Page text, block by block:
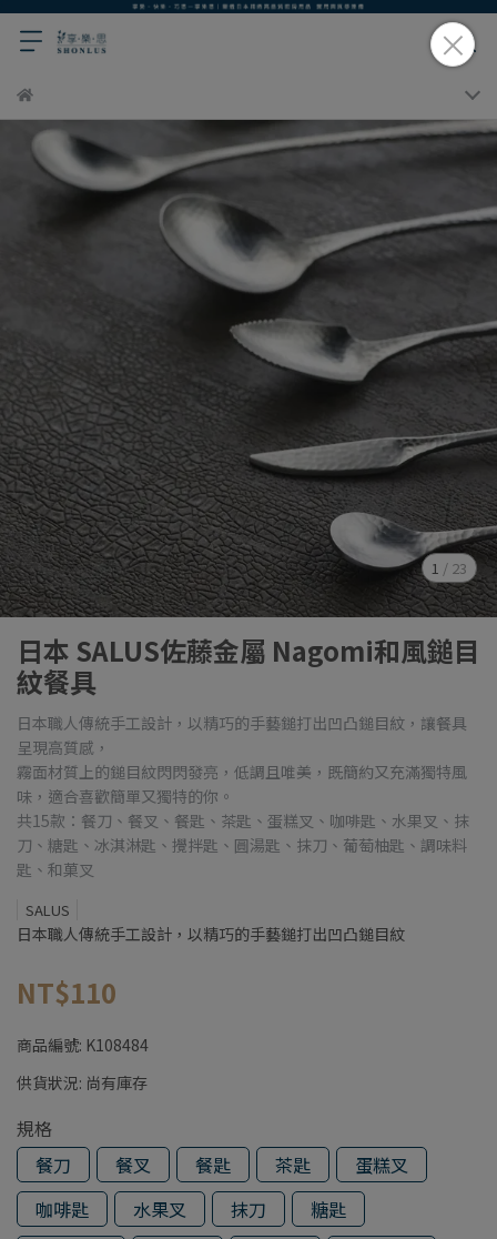
1 / 23
日本 SALUS佐藤金屬 Nagomi和風鎚目
紋餐具
日本職人傳統手工設計，以精巧的手藝鎚打出凹凸鎚目紋，讓餐具
呈現高質感，
霧面材質上的鎚目紋閃閃發亮，低調且唯美，既簡約又充滿獨特風
味，適合喜歡簡單又獨特的你。
共15款：餐刀、餐叉、餐匙、茶匙、蛋糕叉、咖啡匙、水果叉、抹
刀、糖匙、冰淇淋匙、攪拌匙、圓湯匙、抹刀、葡萄柚匙、調味料
匙、和菓叉
SALUS
日本職人傳統手工設計，以精巧的手藝鎚打出凹凸鎚目紋
NT$110
商品編號: K108484
供貨狀況: 尚有庫存
規格
餐刀
餐叉 餐匙 茶匙
蛋糕叉
咖啡匙
水果叉 抹刀
糖匙